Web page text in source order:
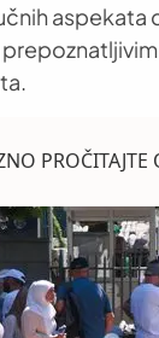
aspekata
PROČITAJTE